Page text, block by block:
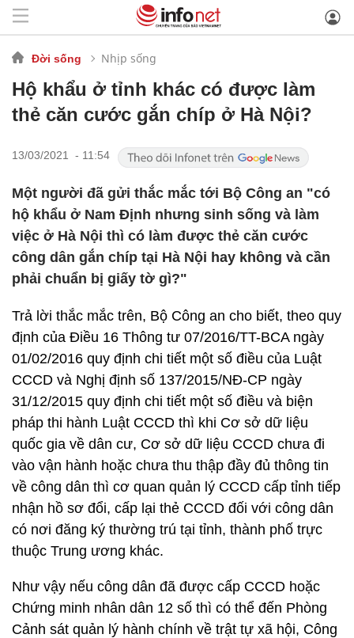
Đời sống Nhịp sống
Hộ khẩu ở tỉnh khác có được làm
thẻ căn cước gắn chíp ở Hà Nội?
13/03/2021 - 11:54
Một người đã gửi thắc mắc tới Bộ Công an "có
hộ khẩu ở Nam Định nhưng sinh sống và làm
việc ở Hà Nội thì có làm được thẻ căn cước
công dân gắn chíp tại Hà Nội hay không và cần
phải chuẩn bị giấy tờ gì?"
Trả lời thắc mắc trên, Bộ Công an cho biết, theo quy
định của Điều 16 Thông tư 07/2016/TT-BCA ngày
01/02/2016 quy định chi tiết một số điều của Luật
CCCD và Nghị định số 137/2015/NĐ-CP ngày
31/12/2015 quy định chi tiết một số điều và biện
pháp thi hành Luật CCCD thì khi Cơ sở dữ liệu
quốc gia về dân cư, Cơ sở dữ liệu CCCD chưa đi
vào vận hành hoặc chưa thu thập đầy đủ thông tin
về công dân thì cơ quan quản lý CCCD cấp tỉnh tiếp
nhận hồ sơ đổi, cấp lại thẻ CCCD đối với công dân
có nơi đăng ký thường trú tại tỉnh, thành phố trực
thuộc Trung ương khác.
Như vậy nếu công dân đã được cấp CCCD hoặc
Chứng minh nhân dân 12 số thì có thể đến Phòng
Cảnh sát quản lý hành chính về trật tự xã hội, Công